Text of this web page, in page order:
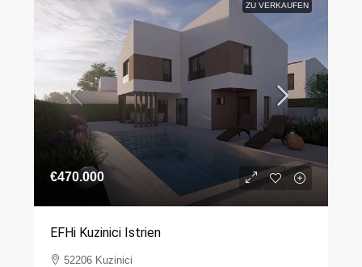
ZU VERKAUFEN
€470.000
EFHi Kuzinici Istrien
52206 Kuzinici